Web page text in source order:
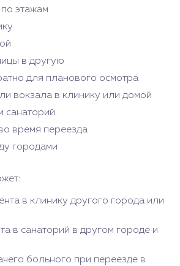
по этажам
в другую
для планового осмотра
вокзала в клинику или домой
санаторий
время переезда
городами
в клинику другого города или
в санаторий в другом городе и
больного при переезде в